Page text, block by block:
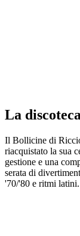
La
Il Bollicine di
riacquistato la sua
gestione e una
serata di
'70/'80 e ritmi latini.